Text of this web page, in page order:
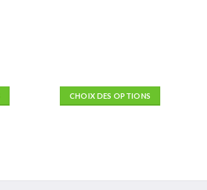
CHOIX DES OPTIONS
Les